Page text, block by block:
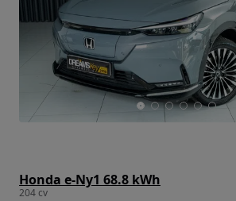
Honda e-Ny1 68.8 kWh
204 cv